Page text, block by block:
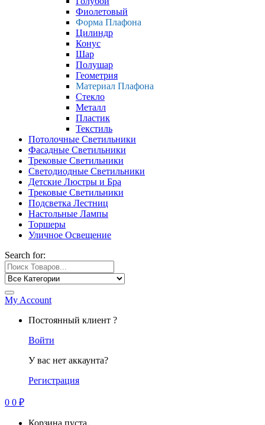
Фиолетовый
Форма Плафона
Цилиндр
Конус
Шар
Полушар
Геометрия
Материал Плафона
Стекло
Металл
Пластик
Текстиль
Потолочные Светильники
Фасадные Светильники
Трековые Светильники
Светодиодные Светильники
Детские Люстры и Бра
Трековые Светильники
Подсветка Лестниц
Настольные Лампы
Торшеры
Уличное Освещение
Search for:
My Account
Постоянный клиент ?
Войти
У вас нет аккаунта?
Регистрация
0 0 ₽
Корзина пуста.